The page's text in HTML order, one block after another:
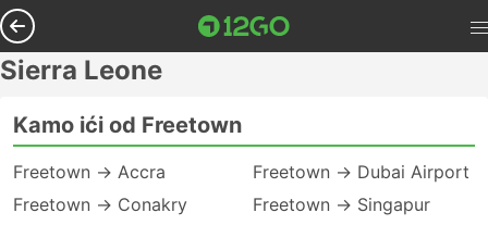
Sierra Leone
Kamo ići od Freetown
Freetown → Accra
Freetown → Conakry
Freetown → Dubai Airport
Freetown → Singapur